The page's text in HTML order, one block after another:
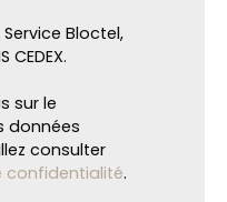
Bloctel,
CEDEX.
sur le
données
consulter
confidentialité.